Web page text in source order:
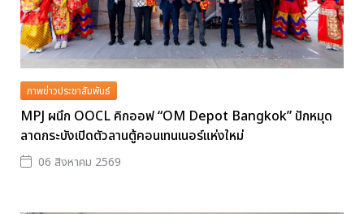
ภาพข่าวประชาสัมพันธ์
MPJ ผนึก OOCL คิกออฟ “OM Depot Bangkok” ปักหมุด
ลาดกระบังเปิดตัวลานตู้คอนเทนเนอร์แห่งใหม่
06 สิงหาคม 2569